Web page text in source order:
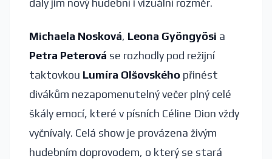
daly jim nový hudební i vizuální rozměr.
Michaela Nosková, Leona Gyöngyösi a
Petra Peterová se rozhodly pod režijní
taktovkou Lumíra Olšovského přinést
divákům nezapomenutelný večer plný celé
škály emocí, které v písních Céline Dion vždy
vyčnívaly. Celá show je provázena živým
hudebním doprovodem, o který se stará